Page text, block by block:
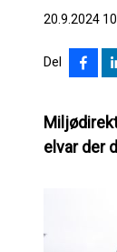
20.9.2024
Del
elvar der